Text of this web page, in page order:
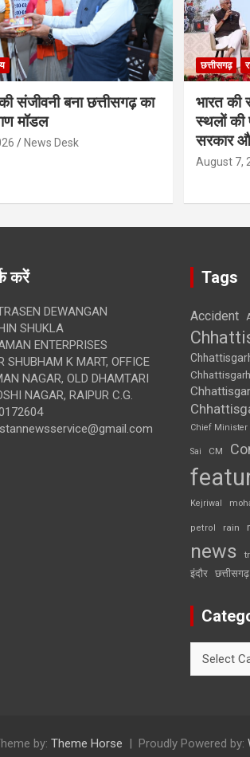
संजीवनी बना छत्तीसगढ़ का
मॉडल
News Desk
छत्तीसगढ़
भारत की
स्थलों की
सरकार
August 7,
करें
DEWANGAN
SHUKLA
ENTERPRISES
SHUBHAM K MART, OFFICE
NAGAR, OLD DHAMTARI
NAGAR, RAIPUR C.G.
Tags
Accident
Chief Minister
Sai CM
Kejriwal
petrol rain
news
इंदौर छत्तीसगढ़
by: Theme Horse Proudly Powered by: